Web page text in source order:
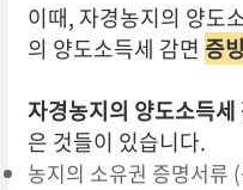
이때, 자경농지의 양도
의 양도소득세 감면 증
자경농지의 양도소득
은 것들이 있습니다.
농지의 소유권 증명서류